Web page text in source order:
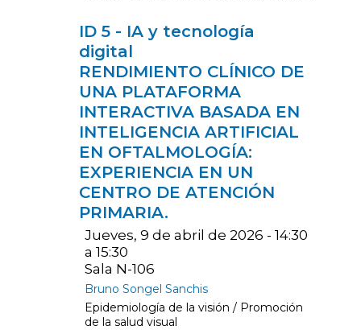
ID 5 - IA y tecnología
digital
RENDIMIENTO CLÍNICO DE
UNA PLATAFORMA
INTERACTIVA BASADA EN
INTELIGENCIA ARTIFICIAL
EN OFTALMOLOGÍA:
EXPERIENCIA EN UN
CENTRO DE ATENCIÓN
PRIMARIA.
Jueves, 9 de abril de 2026 - 14:30
a 15:30
Sala N-106
Bruno Songel Sanchis
Epidemiología de la visión / Promoción
de la salud visual